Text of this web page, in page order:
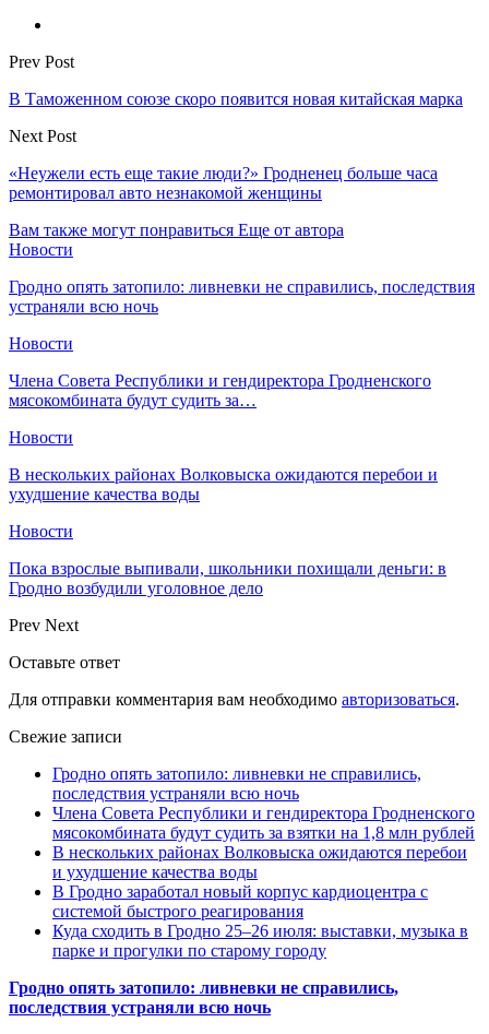
Prev Post
В Таможенном союзе скоро появится новая китайская марка
Next Post
«Неужели есть еще такие люди?» Гродненец больше часа
ремонтировал авто незнакомой женщины
Вам также могут понравиться Еще от автора
Новости
Гродно опять затопило: ливневки не справились, последствия
устраняли всю ночь
Новости
Члена Совета Республики и гендиректора Гродненского
мясокомбината будут судить за…
Новости
В нескольких районах Волковыска ожидаются перебои и
ухудшение качества воды
Новости
Пока взрослые выпивали, школьники похищали деньги: в
Гродно возбудили уголовное дело
Prev Next
Оставьте ответ
Для отправки комментария вам необходимо авторизоваться.
Свежие записи
Гродно опять затопило: ливневки не справились,
последствия устраняли всю ночь
Члена Совета Республики и гендиректора Гродненского
мясокомбината будут судить за взятки на 1,8 млн рублей
В нескольких районах Волковыска ожидаются перебои
и ухудшение качества воды
В Гродно заработал новый корпус кардиоцентра с
системой быстрого реагирования
Куда сходить в Гродно 25–26 июля: выставки, музыка в
парке и прогулки по старому городу
Гродно опять затопило: ливневки не справились,
последствия устраняли всю ночь